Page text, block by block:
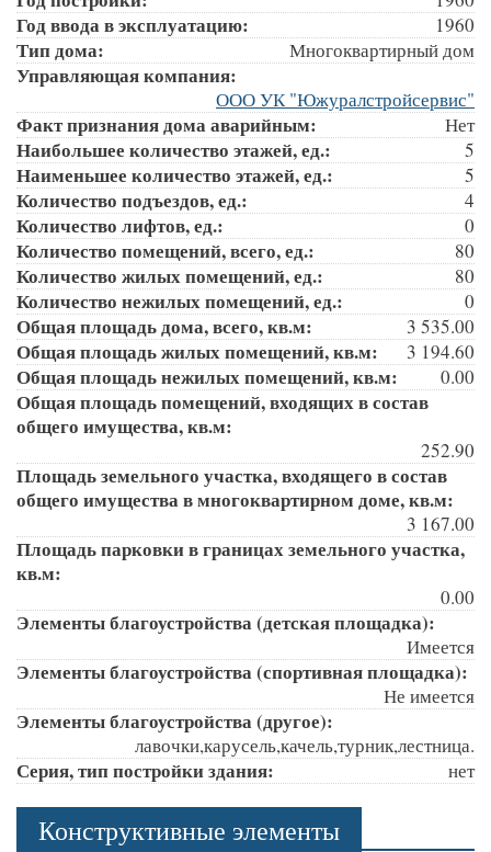
Год ввода в эксплуатацию: 1960
Тип дома: Многоквартирный дом
Управляющая компания:
ООО УК "Южуралстройсервис"
Факт признания дома аварийным: Нет
Наибольшее количество этажей, ед.: 5
Наименьшее количество этажей, ед.: 5
Количество подъездов, ед.: 4
Количество лифтов, ед.: 0
Количество помещений, всего, ед.: 80
Количество жилых помещений, ед.: 80
Количество нежилых помещений, ед.: 0
Общая площадь дома, всего, кв.м: 3 535.00
Общая площадь жилых помещений, кв.м: 3 194.60
Общая площадь нежилых помещений, кв.м: 0.00
Общая площадь помещений, входящих в состав
общего имущества, кв.м:
252.90
Площадь земельного участка, входящего в состав
общего имущества в многоквартирном доме, кв.м:
3 167.00
Площадь парковки в границах земельного участка,
кв.м:
0.00
Элементы благоустройства (детская площадка):
Имеется
Элементы благоустройства (спортивная площадка):
Не имеется
Элементы благоустройства (другое):
лавочки,карусель,качель,турник,лестница.
Серия, тип постройки здания: нет
Конструктивные элементы